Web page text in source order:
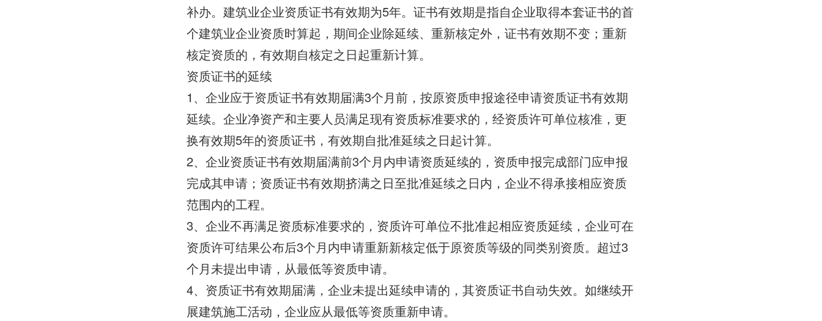
补办。建筑业企业资质证书有效期为5年。证书有效期是指自企业取得本套证书的首
个建筑业企业资质时算起，期间企业除延续、重新核定外，证书有效期不变；重新
核定资质的，有效期自核定之日起重新计算。
资质证书的延续
1、企业应于资质证书有效期届满3个月前，按原资质申报途径申请资质证书有效期
延续。企业净资产和主要人员满足现有资质标准要求的，经资质许可单位核准，更
换有效期5年的资质证书，有效期自批准延续之日起计算。
2、企业资质证书有效期届满前3个月内申请资质延续的，资质申报完成部门应申报
完成其申请；资质证书有效期挤满之日至批准延续之日内，企业不得承接相应资质
范围内的工程。
3、企业不再满足资质标准要求的，资质许可单位不批准起相应资质延续，企业可在
资质许可结果公布后3个月内申请重新新核定低于原资质等级的同类别资质。超过3
个月未提出申请，从最低等资质申请。
4、资质证书有效期届满，企业未提出延续申请的，其资质证书自动失效。如继续开
展建筑施工活动，企业应从最低等资质重新申请。